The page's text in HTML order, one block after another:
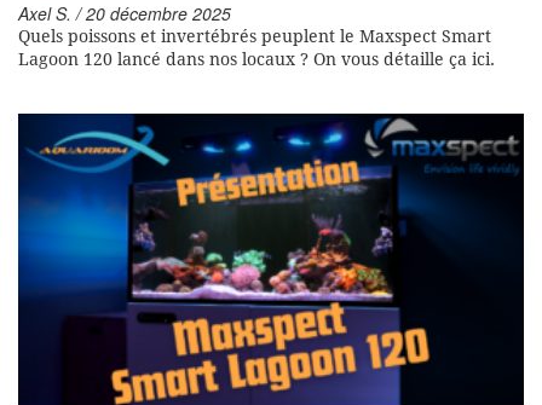
Axel S. / 20 décembre 2025
Quels poissons et invertébrés peuplent le Maxspect Smart
Lagoon 120 lancé dans nos locaux ? On vous détaille ça ici.